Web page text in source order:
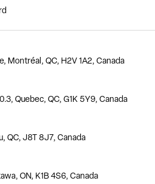
Montréal, QC, H2V 1A2, Canada
Quebec, QC, G1K 5Y9, Canada
QC, J8T 8J7, Canada
ON, K1B 4S6, Canada